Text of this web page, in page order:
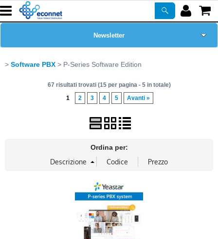
Chi siamo
ASSISTENZA
Certificazioni
Newsletter
PROMO ATTIVE
Software PBX P-Series Software Edition
67 risultati trovati (15 per pagina - 5 in totale)
1
2 3 4 5 Avanti »
Ordina per: